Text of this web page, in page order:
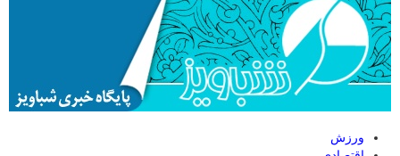
ورزش